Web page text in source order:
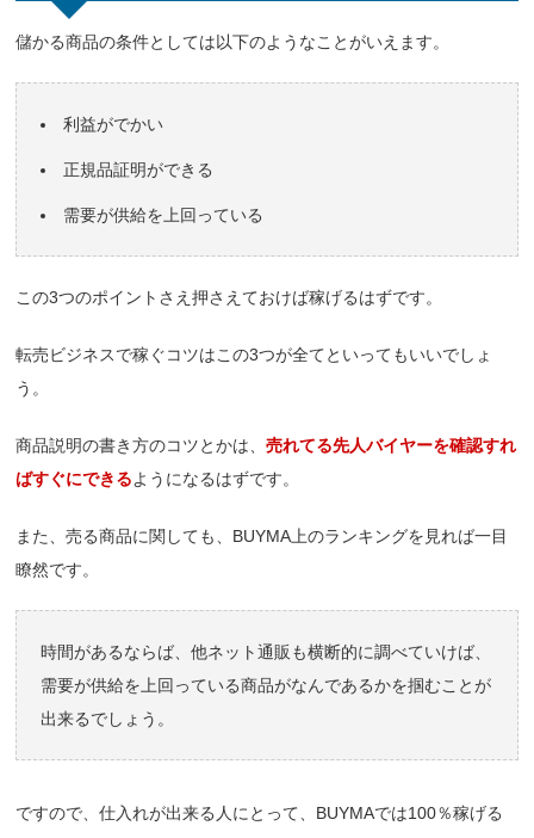
儲かる商品の条件としては以下のようなことがいえます。
利益がでかい
正規品証明ができる
需要が供給を上回っている
この3つのポイントさえ押さえておけば稼げるはずです。
転売ビジネスで稼ぐコツはこの3つが全てといってもいいでしょ
う。
商品説明の書き方のコツとかは、売れてる先人バイヤーを確認すれ
ばすぐにできるようになるはずです。
また、売る商品に関しても、BUYMA上のランキングを見れば一目
瞭然です。
時間があるならば、他ネット通販も横断的に調べていけば、
需要が供給を上回っている商品がなんであるかを掴むことが
出来るでしょう。
ですので、仕入れが出来る人にとって、 BUYMAでは100％稼げる